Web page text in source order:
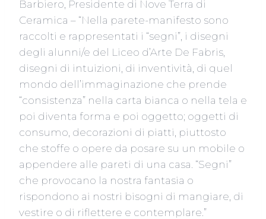
Barbiero, Presidente di Nove Terra di
Ceramica – “Nella parete-manifesto sono
raccolti e rappresentati i “segni”, i disegni
degli alunni/e del Liceo d’Arte De Fabris,
disegni di intuizioni, di inventività, di quel
mondo dell’immaginazione che prende
“consistenza” nella carta bianca o nella tela e
poi diventa forma e poi oggetto; oggetti di
consumo, decorazioni di piatti, piuttosto
che stoffe o opere da posare su un mobile o
appendere alle pareti di una casa. “Segni”
che provocano la nostra fantasia o
rispondono ai nostri bisogni di mangiare, di
vestire o di riflettere e contemplare.”